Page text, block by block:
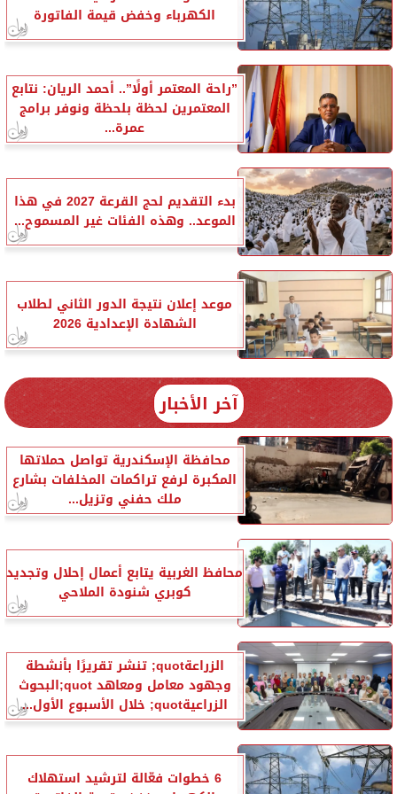
الكهرباء وخفض قيمة الفاتورة
”راحة المعتمر أولًا”.. أحمد الريان: نتابع
المعتمرين لحظة بلحظة ونوفر برامج
عمرة...
بدء التقديم لحج القرعة 2027 في هذا
الموعد.. وهذه الفئات غير المسموح...
موعد إعلان نتيجة الدور الثاني لطلاب
الشهادة الإعدادية 2026
آخر الأخبار
محافظة الإسكندرية تواصل حملاتها
المكبرة لرفع تراكمات المخلفات بشارع
ملك حفني وتزيل...
محافظ الغربية يتابع أعمال إحلال وتجديد
كوبري شنودة الملاحي
الزراعةquot; تنشر تقريرًا بأنشطة
وجهود معامل ومعاهد quot;البحوث
الزراعيةquot; خلال الأسبوع الأول...
6 خطوات فعّالة لترشيد استهلاك